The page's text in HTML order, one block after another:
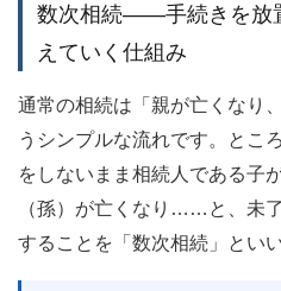
数次相続——手続きを放
えていく仕組み
通常の相続は「親が亡くなり
うシンプルな流れです。とこ
をしないまま相続人である子
（孫）が亡くなり……と、未
することを「数次相続」といい